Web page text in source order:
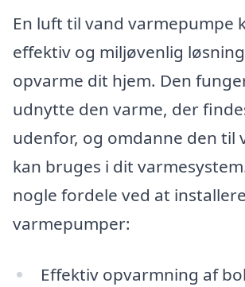
En luft til vand varmepumpe
effektiv og miljøvenlig
opvarme dit hjem. Den
udnytte den varme, der
udenfor, og omdanne den til
kan bruges i dit
nogle fordele ved at
varmepumper:
Effektiv opvarmning af